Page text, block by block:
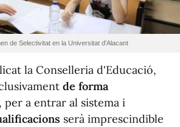
de Selectivitat en la Universitat d'Alacant
la Conselleria d'Educació,
de forma
per a entrar al sistema i
serà imprescindible